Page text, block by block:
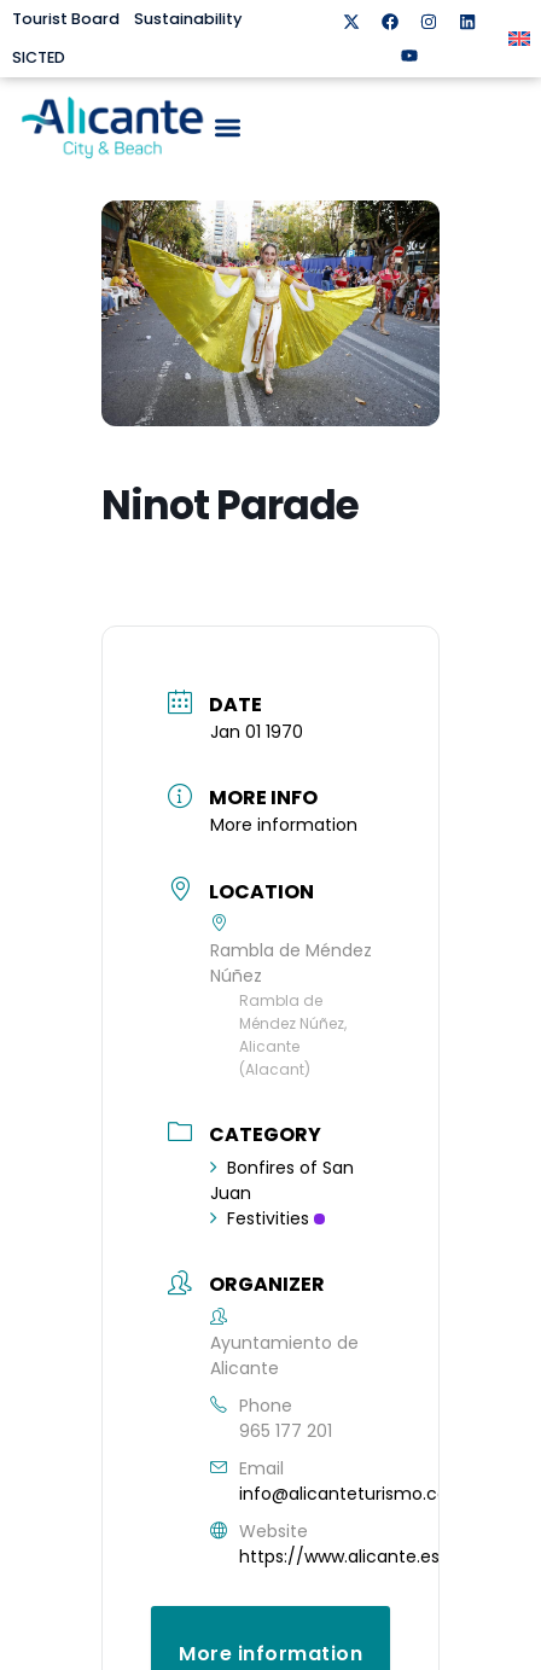
Tourist Board
Sustainability
SICTED
Ninot Parade
DATE
Jan 01 1970
MORE INFO
More information
LOCATION
Rambla de Méndez
Núñez
Rambla de
Méndez Núñez,
Alicante
(Alacant)
CATEGORY
Bonfires of San
Juan
Festivities
ORGANIZER
Ayuntamiento de
Alicante
Phone
965 177 201
Email
info@alicanteturismo.com
Website
https://www.alicante.es/es
More information